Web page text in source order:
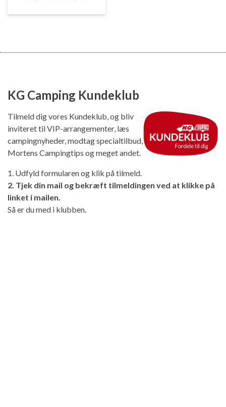
KG Camping Kundeklub
Tilmeld dig vores Kundeklub, og bliv
inviteret til VIP-arrangementer, læs
campingnyheder, modtag specialtilbud,
Mortens Campingtips og meget andet.
1. Udfyld formularen og klik på tilmeld.
2. Tjek din mail og bekræft tilmeldingen ved at klikke på
linket i mailen.
Så er du med i klubben.